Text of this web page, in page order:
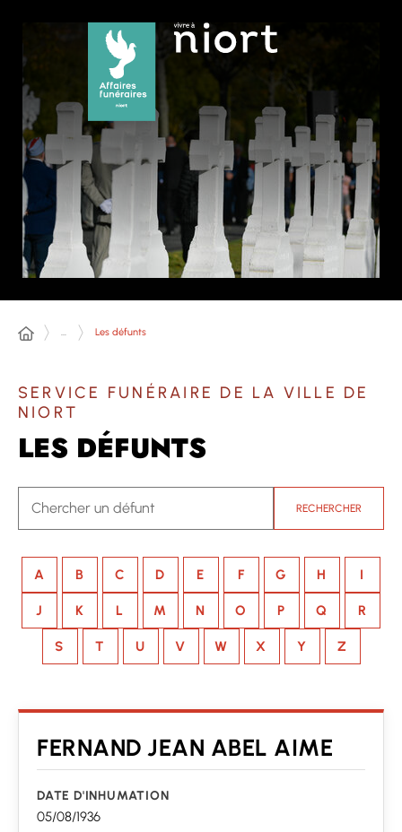
... Les défunts
SERVICE FUNÉRAIRE DE LA VILLE DE
NIORT
LES DÉFUNTS
RECHERCHER
A B C D E F G H I
J K L M N O P Q R
S T U V W X Y Z
FERNAND JEAN ABEL AIME
DATE D'INHUMATION
05/08/1936